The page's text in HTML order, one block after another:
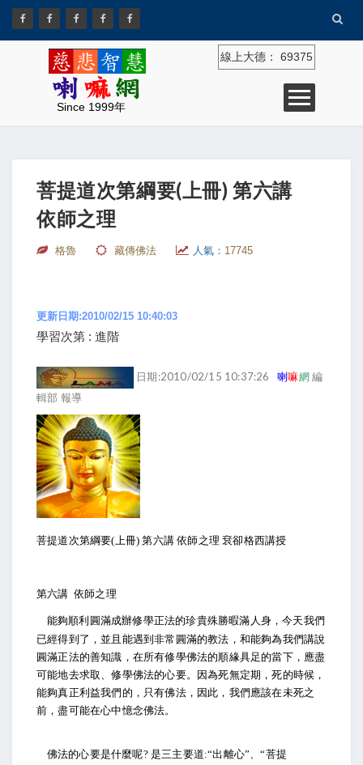
Since 1999年
線上大德： 69375
菩提道次第綱要(上冊) 第六講
依師之理
格魯 藏傳佛法 人氣： 17745
更新日期:2010/02/15 10:40:03
學習次第 : 進階
日期:2010/02/15 10:37:26喇嘛網編
輯部 報導
菩提道次第綱要(上冊)第六講 依師之理 袞卻格西講授
第六講 依師之理
能夠順利圓滿成辦修學正法的珍貴殊勝暇滿人身，今天我們
已經得到了，並且能遇到非常圓滿的教法，和能夠為我們講說
圓滿正法的善知識，在所有修學佛法的順緣具足的當下，應盡
可能地去求取、修學佛法的心要。因為死無定期，死的時候，
能夠真正利益我們的，只有佛法，因此，我們應該在未死之
前，盡可能在心中憶念佛法。
佛法的心要是什麼呢?是三主要道:“出離心” 、“菩提